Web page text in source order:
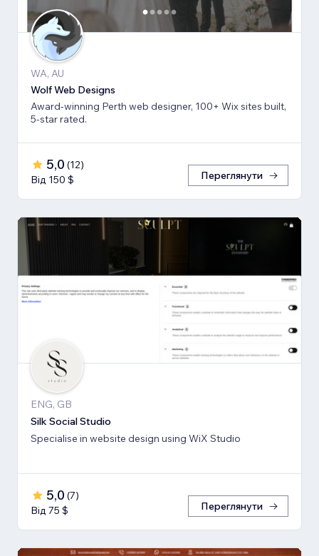
WA, AU
Wolf Web Designs
Award-winning Perth web designer, 100+ Wix sites built,
5-star rated.
5,0 (12)
Від 150 $
Переглянути
ENG, GB
Silk Social Studio
Specialise in website design using WiX Studio
5,0 (7)
Від 75 $
Переглянути